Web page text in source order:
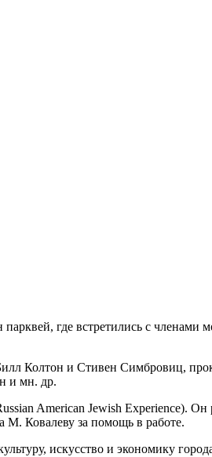
где встретились с членами
Колтон и Стивен Симбровиц,
и мн. др.
American Jewish Experience). Он
М. Ковалеву за помощь в работе.
искусство и экономику